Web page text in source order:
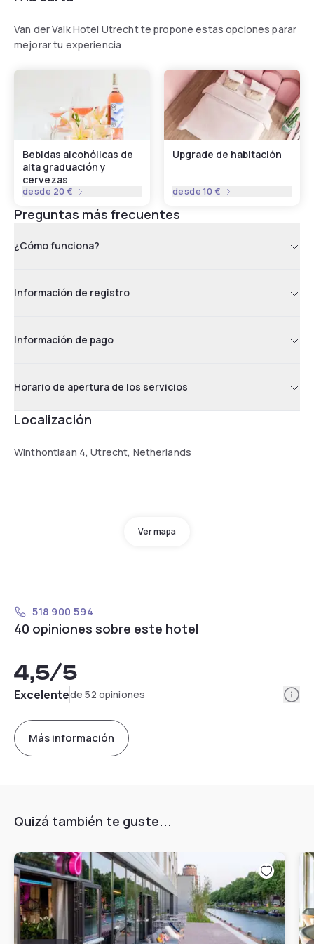
Van der Valk Hotel Utrecht te propone estas opciones parar
mejorar tu experiencia
Bebidas alcohólicas de
alta graduación y
cervezas
desde 20 €
Upgrade de habitación
desde 10 €
Preguntas más frecuentes
¿Cómo funciona?
Información de registro
Información de pago
Horario de apertura de los servicios
Localización
Winthontlaan 4, Utrecht, Netherlands
Ver mapa
518 900 594
40 opiniones sobre este hotel
4,5/5
Excelentede 52 opiniones
Más información
Quizá también te guste...